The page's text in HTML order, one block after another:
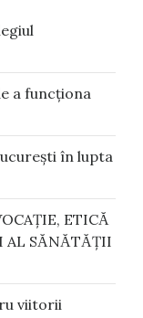
a funcționa
în lupta
ETICᾸ
AL SᾸNᾸTᾸŢII
viitorii